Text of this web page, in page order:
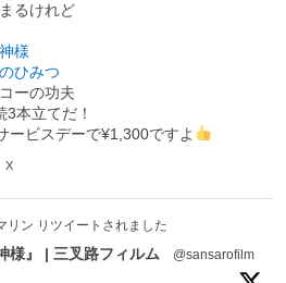
るけれど
様
ひみつ
コーの功夫
本立てだ！
ービスデーで¥1,300ですよ
X
リン リツイートされました
様』 | 三叉路フィルム
@sansarofilm